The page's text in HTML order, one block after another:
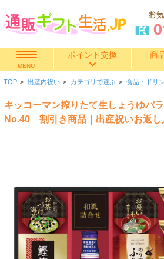
MENU
ポイント交換 商
香典返し
結婚引き出物
出産祝い
TOP > 出産内祝い > カテゴリで選ぶ > 食品・ドリ
キッコーマン搾りたて生しょうゆバ
No.40 割引き商品｜出産祝いお返し